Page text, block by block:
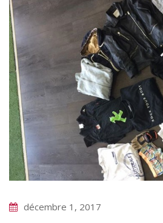
décembre 1, 2017